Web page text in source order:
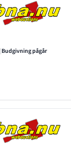
|Budgivning pågår